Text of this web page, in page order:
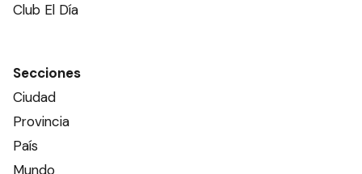
Club El Día
Secciones
Ciudad
Provincia
País
Mundo